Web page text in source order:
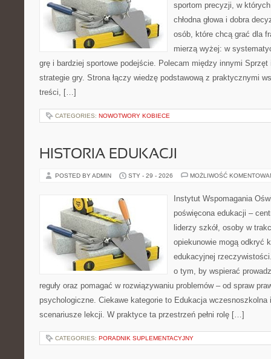
sportom precyzji, w
chłodna głowa i dobra
osób, które chcą grać dla
mierzą wyżej: w
grę i bardziej sportowe podejście. Polecam między innymi
strategie gry. Strona łączy wiedzę podstawową z praktycznymi
treści, […]
CATEGORIES: NOWOTWORY KOBIECE
HISTORIA EDUKACJI
POSTED BY ADMIN STY - 29 - 2026 MOŻLIWOŚĆ
Instytut Wspomagania
poświęcona edukacji –
liderzy szkół, osoby w
opiekunowie mogą odkryć
edukacyjnej
o tym, by wspierać
reguły oraz pomagać w rozwiązywaniu problemów – od spraw
psychologiczne. Ciekawe kategorie to Edukacja wczesnoszkolna
scenariusze lekcji. W praktyce ta przestrzeń pełni rolę […]
CATEGORIES: PORADNIK SUPLEMENTACYJNY